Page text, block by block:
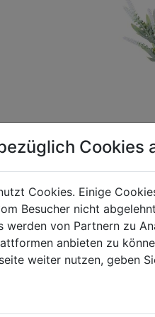
Mehrwertsteuer und
EUR behalten wir uns die
zwischen
Cookies
Cookies. Einige
Besucher nicht
werden von Partnern zu
anbieten zu
weiter nutzen, geben